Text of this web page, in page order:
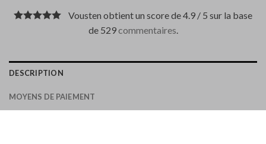
Vousten obtient un score de 4.9 / 5 sur la base
de 529commentaires.
DESCRIPTION
MOYENS DE PAIEMENT